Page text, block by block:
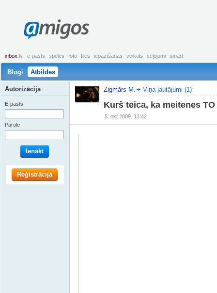
amigos
inbox .lv e-pasts spēles foto files iepazīšanās veikals ceļojumi smart
Blogi Atbildes
Zigmārs M. Viņa jautājumi (1)
Kurš teica, ka meitenes
5. okt 2009. 13:42
Autorizācija
E-pasts
Parole
Ienākt
Reģistrācija